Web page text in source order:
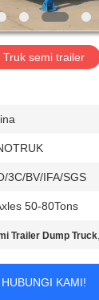
Truk semi trailer
3C/BV/IFA/SGS
50-80Tons
Trailer Dump Truck
HUBUNGI KAMI!